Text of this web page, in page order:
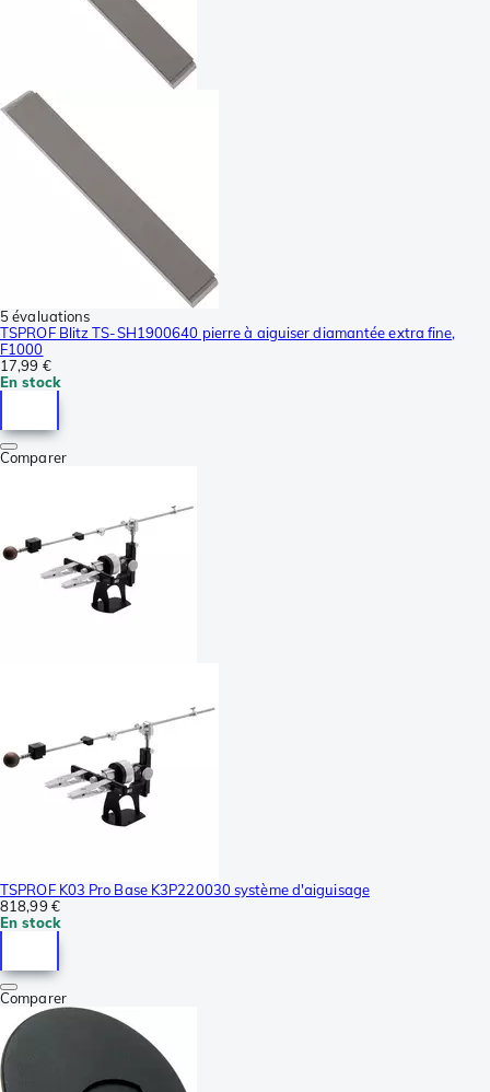
5 évaluations
TSPROF Blitz TS-SH1900640 pierre à aiguiser diamantée extra fine,
F1000
17,99 €
En stock
Comparer
TSPROF K03 Pro Base K3P220030 système d'aiguisage
818,99 €
En stock
Comparer